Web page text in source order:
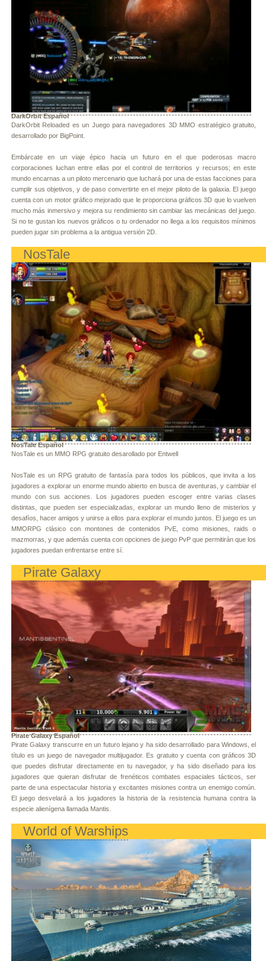
DarkOrbit Español
DarkOrbit Reloaded es un Juego para navegadores 3D MMO estratégico gratuito,
desarrollado por BigPoint.
Embárcate en un viaje épico hacia un futuro en el que poderosas macro
corporaciones luchan entre ellas por el control de territorios y recursos; en este
mundo encarnas a un piloto mercenario que luchará por una de estas facciones para
cumplir sus objetivos, y de paso convertirte en el mejor piloto de la galaxia. El juego
cuenta con un motor gráfico mejorado que le proporciona gráficos 3D que lo vuelven
mucho más inmersivo y mejora su rendimiento sin cambiar las mecánicas del juego.
Si no te gustan los nuevos gráficos o tu ordenador no llega a los requisitos mínimos
pueden jugar sin problema a la antigua versión 2D.
NosTale
NosTale Español
NosTale es un MMO RPG gratuito desarollado por Entwell
NosTale es un RPG gratuito de fantasía para todos los públicos, que invita a los
jugadores a explorar un enorme mundo abierto en busca de aventuras, y cambiar el
mundo con sus acciones. Los jugadores pueden escoger entre varias clases
distintas, que pueden ser especializadas, explorar un mundo lleno de misterios y
desafíos, hacer amigos y unirse a ellos para explorar el mundo juntos. El juego es un
MMORPG clásico con montones de contenidos PvE, como misiones, raids o
mazmorras, y que además cuenta con opciones de juego PvP que permitirán que los
jugadores puedan enfrentarse entre sí.
Pirate Galaxy
Pirate Galaxy Español
Pirate Galaxy transcurre en un futuro lejano y ha sido desarrollado para Windows, el
título es un juego de navegador multijugador. Es gratuito y cuenta con gráficos 3D
que puedes disfrutar directamente en tu navegador, y ha sido diseñado para los
jugadores que quieran disfrutar de frenéticos combates espaciales tácticos, ser
parte de una espectacular historia y excitantes misiones contra un enemigo común.
El juego desvelará a los jugadores la historia de la resistencia humana contra la
especie alienígena llamada Mantis.
World of Warships